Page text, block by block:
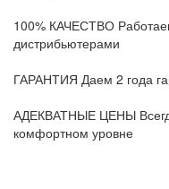
100% КАЧЕСТВО
дистрибьютерами
ГАРАНТИЯ Даем 2 года
АДЕКВАТНЫЕ ЦЕНЫ
комфортном уровне